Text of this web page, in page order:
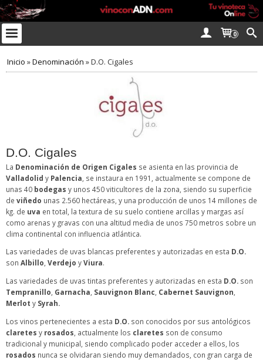
0
Inicio »Denominación »D.O. Cigales
D.O. Cigales
La Denominación de Origen Cigales se asienta en las provincia de
Valladolid y Palencia , se instaura en 1991, actualmente se compone de
unas 40 bodegas y unos 450 viticultores de la zona, siendo su superficie
de viñedo unas 2.560 hectáreas, y una producción de unos 14 millones de
kg. de uva en total, la textura de su suelo contiene arcillas y margas así
como arenas y gravas con una altitud media de unos 750 metros sobre un
clima continental con influencia atlántica.
Las variedades de uvas blancas preferentes y autorizadas en esta D.O.
son Albillo, Verdejo yViura.
Las variedades de uvas tintas preferentes y autorizadas en esta D.O. son
Tempranillo Garnacha Sauvignon Blanc Cabernet Sauvignon
Merlot y Syrah.
Los vinos pertenecientes a esta D.O. son conocidos por sus antológicos
claretes y rosados , actualmente los claretes son de consumo
tradicional y municipal, siendo complicado poder acceder a ellos, los
rosados nunca se olvidaran siendo muy demandados, con gran carga de